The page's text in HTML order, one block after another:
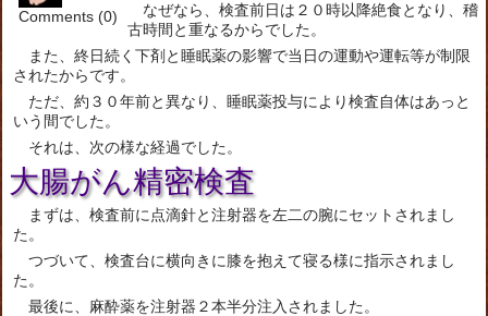
Comments (0)
なぜなら、検査前日は２０時以降絶食となり、稽
古時間と重なるからでした。
また、終日続く下剤と睡眠薬の影響で当日の運動や運転等が制限
されたからです。
ただ、約３０年前と異なり、睡眠薬投与により検査自体はあっと
いう間でした。
それは、次の様な経過でした。
大腸がん精密検査
まずは、検査前に点滴針と注射器を左二の腕にセットされまし
た。
つづいて、検査台に横向きに膝を抱えて寝る様に指示されまし
た。
最後に、麻酔薬を注射器２本半分注入されました。